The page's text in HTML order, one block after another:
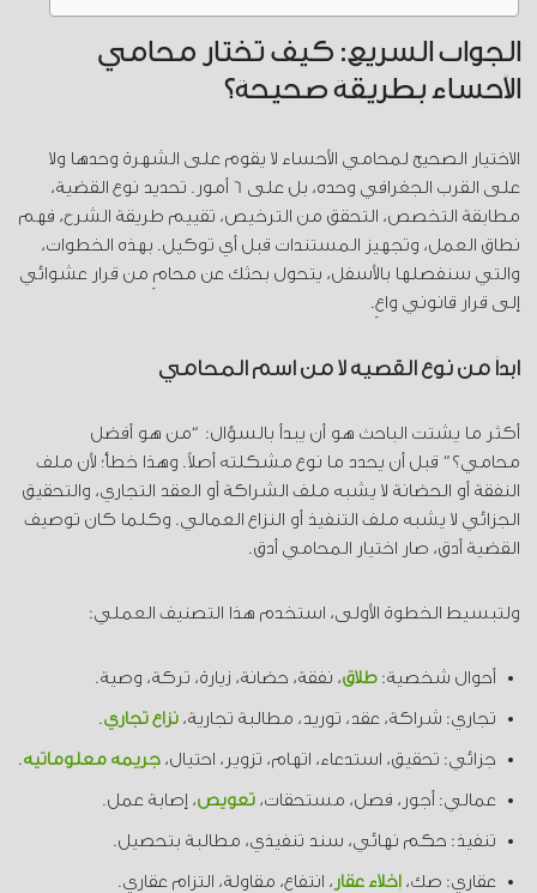
الجواب السريع: كيف تختار محامي
الأحساء بطريقة صحيحة؟
الاختيار الصحيح لمحامي الأحساء لا يقوم على الشهرة وحدها ولا
على القرب الجغرافي وحده، بل على 6 أمور. تحديد نوع القضية،
مطابقة التخصص، التحقق من الترخيص، تقييم طريقة الشرح، فهم
نطاق العمل، وتجهيز المستندات قبل أي توكيل. بهذه الخطوات،
والتي سنفصلها بالأسفل، يتحول بحثك عن محامٍ من قرار عشوائي
إلى قرار قانوني واعٍ.
ابدأ من نوع القضية لا من اسم المحامي
أكثر ما يشتت الباحث هو أن يبدأ بالسؤال: “من هو أفضل
محامي؟” قبل أن يحدد ما نوع مشكلته أصلاً. وهذا خطأ؛ لأن ملف
النفقة أو الحضانة لا يشبه ملف الشراكة أو العقد التجاري، والتحقيق
الجزائي لا يشبه ملف التنفيذ أو النزاع العمالي. وكلما كان توصيف
القضية أدق، صار اختيار المحامي أدق.
ولتبسيط الخطوة الأولى، استخدم هذا التصنيف العملي:
أحوال شخصية:طلاق، نفقة، حضانة، زيارة، تركة، وصية.
تجاري: شراكة، عقد، توريد، مطالبة تجارية،نزاع تجاري.
جزائي: تحقيق، استدعاء، اتهام، تزوير، احتيال،جريمة معلوماتية.
عمالي: أجور، فصل، مستحقات،تعويض، إصابة عمل.
تنفيذ: حكم نهائي، سند تنفيذي، مطالبة بتحصيل.
عقاري: صك، إخلاء عقار ، انتفاع، مقاولة، التزام عقاري.